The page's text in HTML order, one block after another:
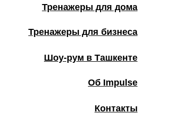
Тренажеры для дома
Тренажеры для бизнеса
Шоу-рум в Ташкенте
Об Impulse
Контакты